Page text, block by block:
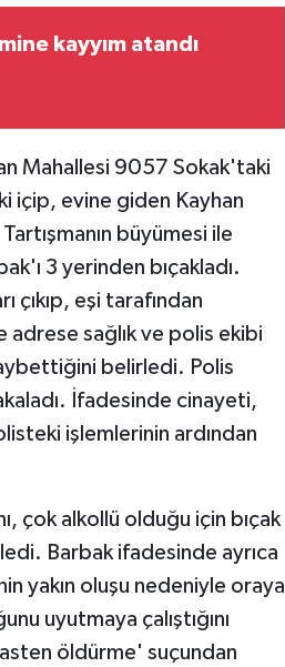
kayyım atandı
Mahallesi 9057 Sokak'taki
içip, evine giden Kayhan
büyümesi ile
3 yerinden bıçakladı.
çıkıp, eşi tarafından
adrese sağlık ve polis ekibi
belirledi. Polis
İfadesinde cinayeti,
işlemlerinin ardından
çok alkollü olduğu için bıçak
Barbak ifadesinde ayrıca
yakın oluşu nedeniyle oraya
uyutmaya çalıştığını
öldürme' suçundan